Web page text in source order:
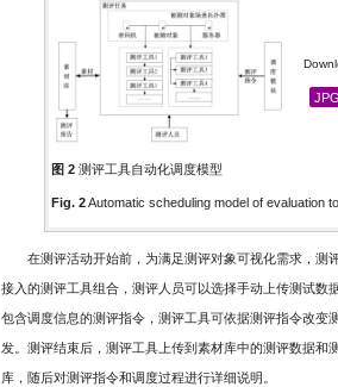
JPG
图 2测评工具自动化调度模型
Fig. 2Automatic scheduling model of evaluation
在测评活动开始前，为满足测评对象可视化需求，测
接入的测评工具组合，测评人员可以选择手动上传测试数
包含调度信息的测评指令，测评工具可依据测评指令改
发。测评结束后，测评工具上传到素材库中的测评数据
库，随后对测评指令和调度过程进行详细说明。